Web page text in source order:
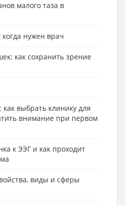
малого таза в
нужен врач
как сохранить зрение
как выбрать клинику для
внимание при первом
к ЭЭГ и как проходит
виды и сферы